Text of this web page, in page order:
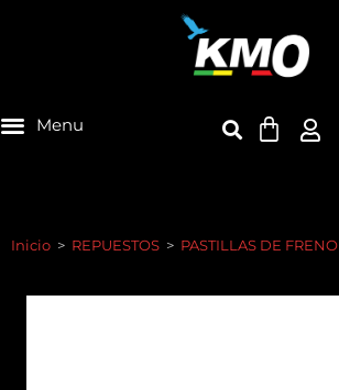
Inicio > REPUESTOS > PASTILLAS DE FRENO